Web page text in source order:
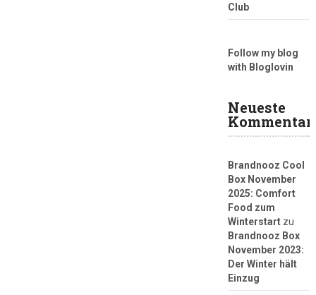
Club
Follow my blog
with Bloglovin
Neueste
Brandnooz Cool
Box November
2025: Comfort
Food zum
Winterstartzu
Brandnooz Box
November 2023:
Der Winter hält
Einzug